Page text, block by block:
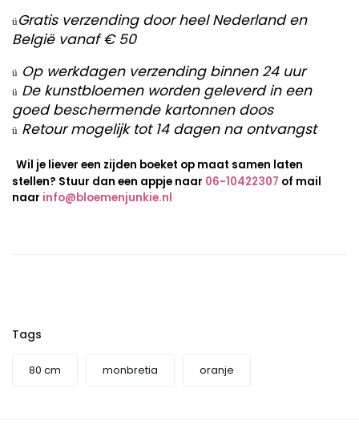
üGratis verzending door heel Nederland en
België vanaf € 50
ü Op werkdagen verzending binnen 24 uur
ü De kunstbloemen worden geleverd in een
goed beschermende kartonnen doos
ü Retour mogelijk tot 14 dagen na ontvangst
Wil je liever een zijden boeket op maat samen laten
stellen? Stuur dan een appje naar 06-10422307 of mail
naar info@bloemenjunkie.nl
Tags
80 cm monbretia oranje